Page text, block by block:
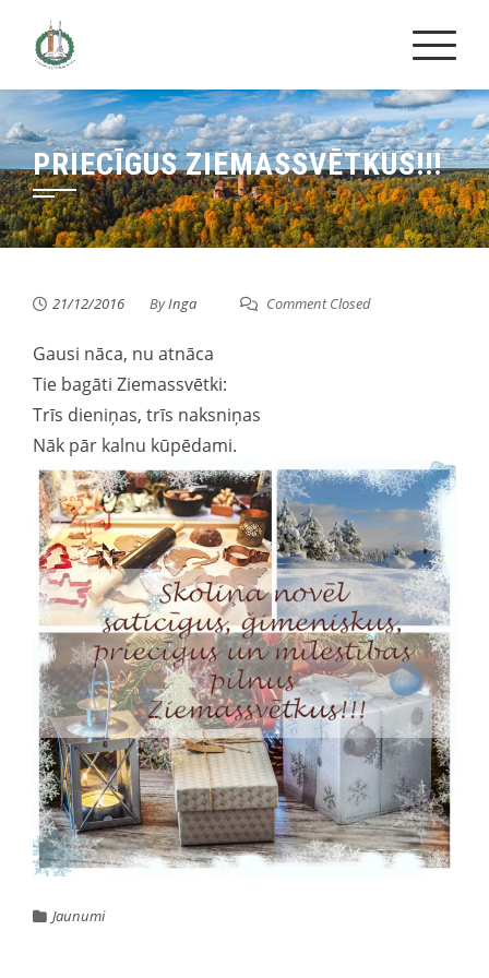
content
PRIECĪGUS ZIEMASSVĒTKUS!!!
21/12/2016 ByInga Comment Closed
Gausi nāca, nu atnāca
Tie bagāti Ziemassvētki:
Trīs dieniņas, trīs naksniņas
Nāk pār kalnu kūpēdami.
Jaunumi